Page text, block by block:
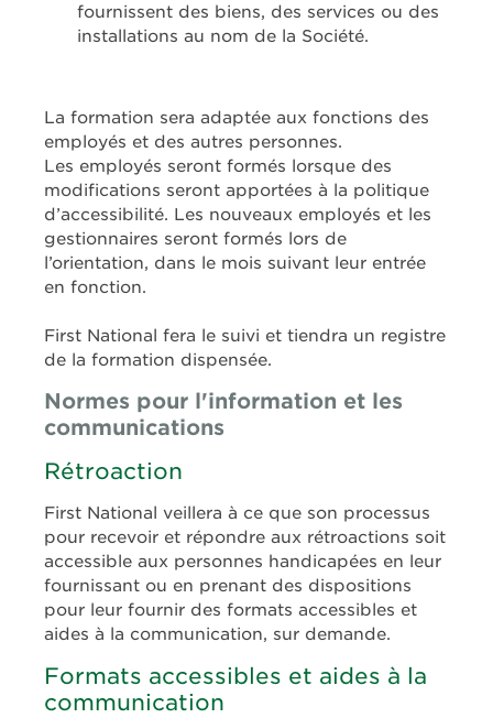
fournissent des biens, des services ou des
installations au nom de la Société.
La formation sera adaptée aux fonctions des
employés et des autres personnes.
Les employés seront formés lorsque des
modifications seront apportées à la politique
d’accessibilité. Les nouveaux employés et les
gestionnaires seront formés lors de
l’orientation, dans le mois suivant leur entrée
en fonction.
First National fera le suivi et tiendra un registre
de la formation dispensée.
Normes pour l'information et les
communications
Rétroaction
First National veillera à ce que son processus
pour recevoir et répondre aux rétroactions soit
accessible aux personnes handicapées en leur
fournissant ou en prenant des dispositions
pour leur fournir des formats accessibles et
aides à la communication, sur demande.
Formats accessibles et aides à la
communication